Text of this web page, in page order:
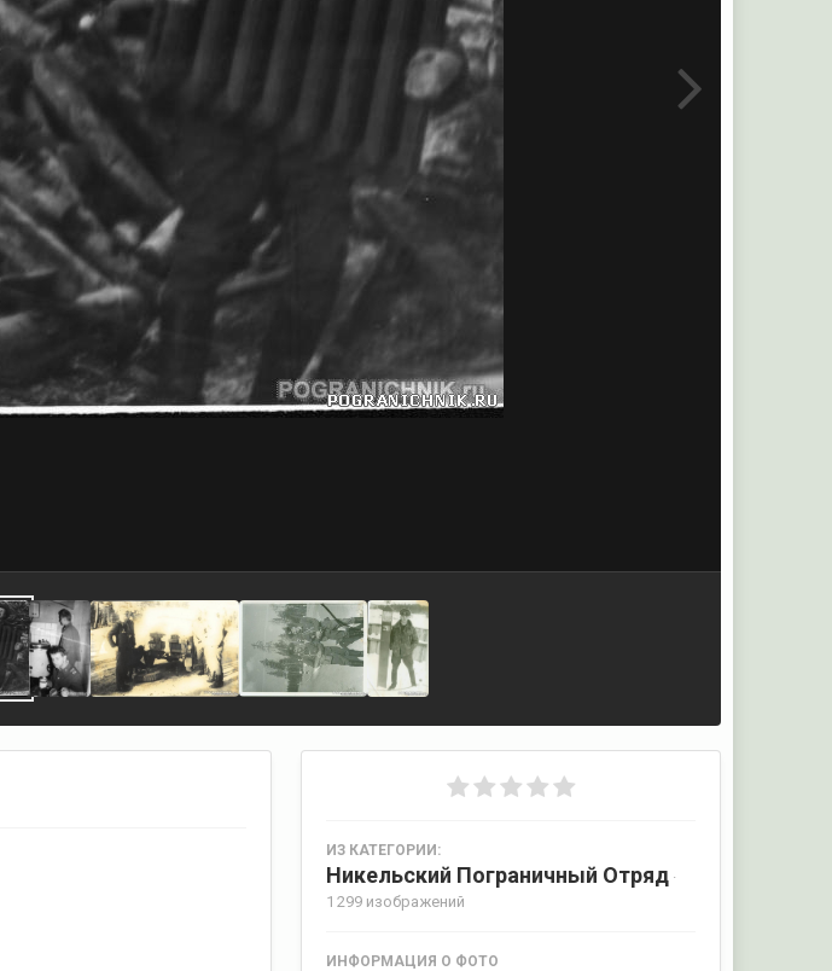
ИЗ КАТЕГОРИИ:
Никельский Пограничный Отряд ·
1 299 изображений
ИНФОРМАЦИЯ О ФОТО